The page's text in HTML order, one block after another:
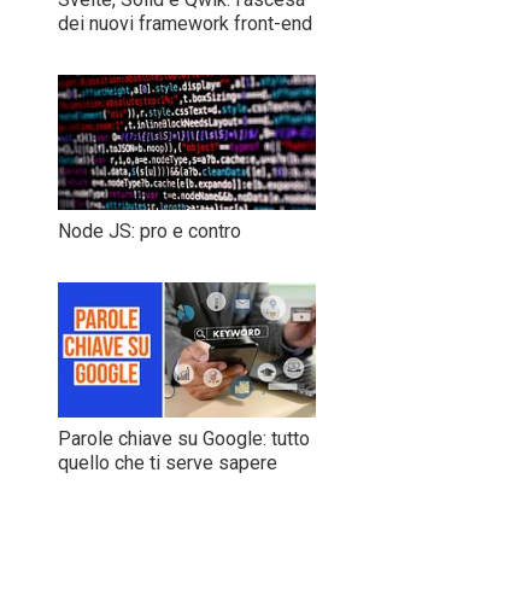
dei nuovi framework front-end
Node JS: pro e contro
Parole chiave su Google: tutto
quello che ti serve sapere